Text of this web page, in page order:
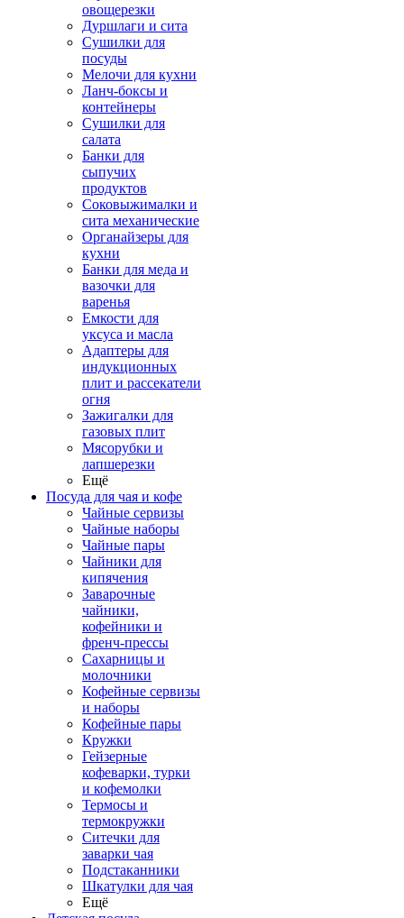
овощерезки
Дуршлаги и сита
Сушилки для
посуды
Мелочи для кухни
Ланч-боксы и
контейнеры
Сушилки для
салата
Банки для
сыпучих
продуктов
Соковыжималки и
сита механические
Органайзеры для
кухни
Банки для меда и
вазочки для
варенья
Емкости для
уксуса и масла
Адаптеры для
индукционных
плит и рассекатели
огня
Зажигалки для
газовых плит
Мясорубки и
лапшерезки
Ещё
Посуда для чая и кофе
Чайные сервизы
Чайные наборы
Чайные пары
Чайники для
кипячения
Заварочные
чайники,
кофейники и
френч-прессы
Сахарницы и
молочники
Кофейные сервизы
и наборы
Кофейные пары
Кружки
Гейзерные
кофеварки, турки
и кофемолки
Термосы и
термокружки
Ситечки для
заварки чая
Подстаканники
Шкатулки для чая
Ещё